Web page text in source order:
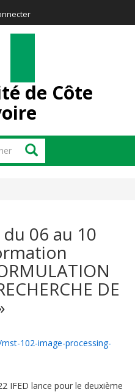
de Côte
Rechercher
du 06 au 10
DE
102-image-processing-
IFED lance pour le deuxième